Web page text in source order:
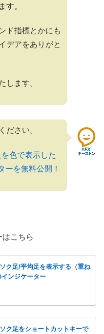
す。
ド指標とかにも
デアをありがと
します。
ださい。
色で表示した
ーを無料公開！
こちら
ク足/平均足を表示する（重ね
ンジケーター
ク足をショートカットキーで